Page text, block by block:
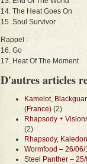
14. The Heat Goes On
15. Soul Survivor
Rappel :
16. Go
17. Heat Of The Moment
D'autres articles
Kamelot,
(France) (2)
Rhapsody +
(2)
Rhapsody,
Wormfood – 26/
Steel Panther –